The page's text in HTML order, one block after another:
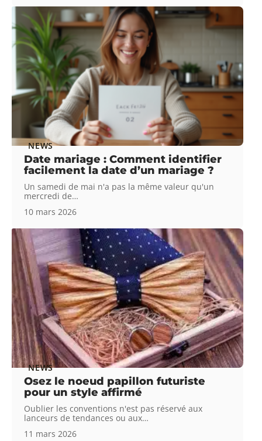
NEWS
Date mariage : Comment identifier
facilement la date d’un mariage ?
Un samedi de mai n'a pas la même valeur qu'un
mercredi de…
10 mars 2026
NEWS
Osez le noeud papillon futuriste
pour un style affirmé
Oublier les conventions n'est pas réservé aux
lanceurs de tendances ou aux…
11 mars 2026